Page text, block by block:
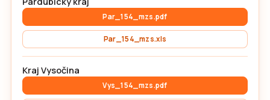
Par_154_mzs.pdf
Par_154_mzs.xls
Kraj Vysočina
Vys_154_mzs.pdf